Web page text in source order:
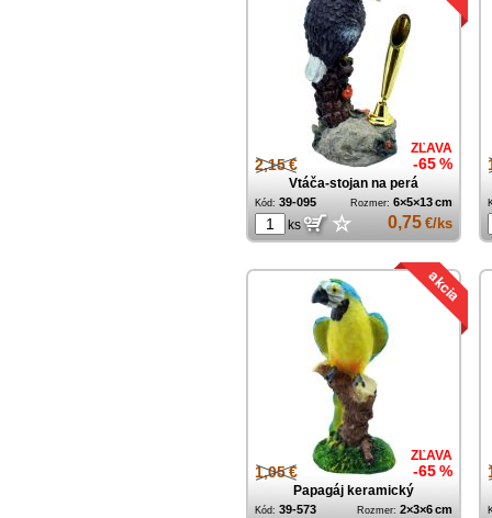
2,15 €
ZĽAVA
-65 %
Vtáča-stojan na perá
0,75 €/ks
Rozmer: 6×5×13 cm
Kód: 39-095
ks
☆
1,05 €
ZĽAVA
-65 %
Papagáj keramický
Rozmer: 2×3×6 cm
Kód: 39-573